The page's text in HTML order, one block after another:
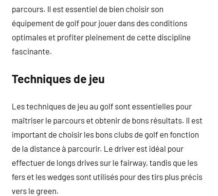
parcours. Il est essentiel de bien choisir son
équipement de golf pour jouer dans des conditions
optimales et profiter pleinement de cette discipline
fascinante.
Techniques de jeu
Les techniques de jeu au golf sont essentielles pour
maîtriser le parcours et obtenir de bons résultats. Il est
important de choisir les bons clubs de golf en fonction
de la distance à parcourir. Le driver est idéal pour
effectuer de longs drives sur le fairway, tandis que les
fers et les wedges sont utilisés pour des tirs plus précis
vers le green.